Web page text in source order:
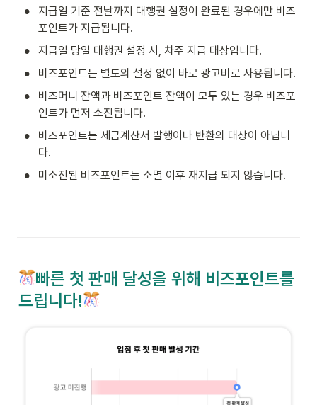
•
지급일 기준 전날까지 대행권 설정이 완료된 경우에만 비즈
포인트가 지급됩니다.
• 지급일 당일 대행권 설정 시, 차주 지급 대상입니다.
• 비즈포인트는 별도의 설정 없이 바로 광고비로 사용됩니다.
•
비즈머니 잔액과 비즈포인트 잔액이 모두 있는 경우 비즈포
인트가 먼저 소진됩니다.
•
비즈포인트는 세금계산서 발행이나 반환의 대상이 아닙니
다.
• 미소진된 비즈포인트는 소멸 이후 재지급 되지 않습니다.
빠른 첫 판매 달성을 위해 비즈포인트를
드립니다!